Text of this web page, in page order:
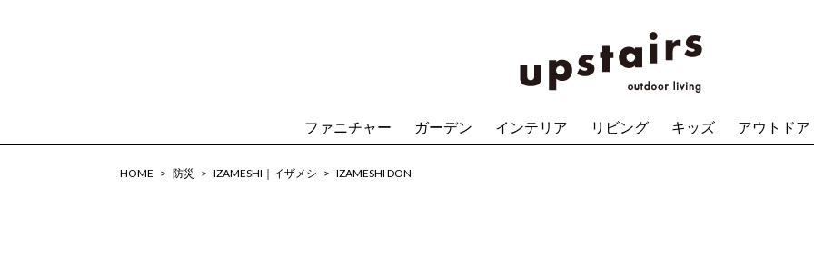
ファニチャー ガーデン インテリア リビング キッズ アウトドア
HOME 防災 IZAMESHI｜イザメシ IZAMESHI DON